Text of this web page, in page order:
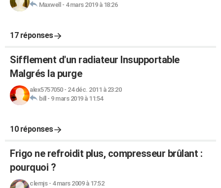
Maxwell - 4 mars 2019 à 18:26
17 réponses
Sifflement d'un radiateur Insupportable
Malgrés la purge
alex5757050- 24 déc. 2011 à 23:20
bill - 9 mars 2019 à 11:54
10 réponses
Frigo ne refroidit plus, compresseur brûlant :
pourquoi ?
clemjs- 4 mars 2009 à 17:52